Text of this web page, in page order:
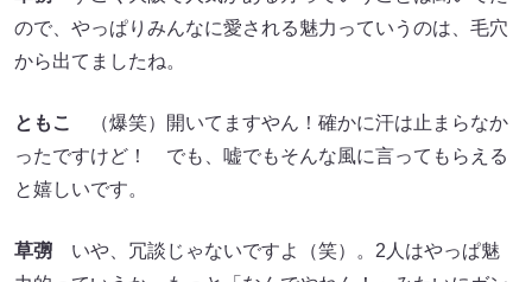
ので、やっぱりみんなに愛される魅力っていうのは、毛穴
から出てましたね。
ともこ
（爆笑）開いてますやん！確かに汗は止まらなか
ったですけど！ でも、嘘でもそんな風に言ってもらえる
と嬉しいです。
草彅 いや、冗談じゃないですよ（笑）。2人はやっぱ魅